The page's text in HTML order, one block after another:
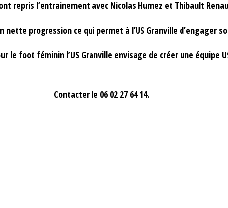
l’entrainement avec Nicolas Humez et Thibault
progression ce qui permet à l’US Granville d’engager
féminin l’US Granville envisage de créer une équipe
le 06 02 27 64 14.